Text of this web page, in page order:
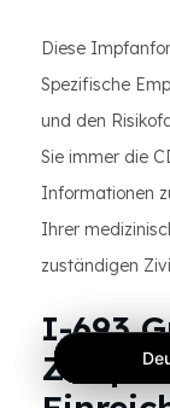
Diese
Spezifische
und den
Sie immer die
Informationen
Ihrer
zuständigen
I-693